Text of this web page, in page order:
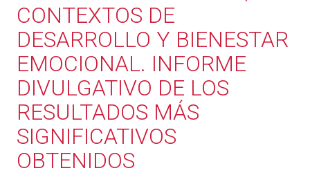
CONTEXTOS DE
DESARROLLO Y BIENESTAR
EMOCIONAL. INFORME
DIVULGATIVO DE LOS
RESULTADOS MÁS
SIGNIFICATIVOS
OBTENIDOS